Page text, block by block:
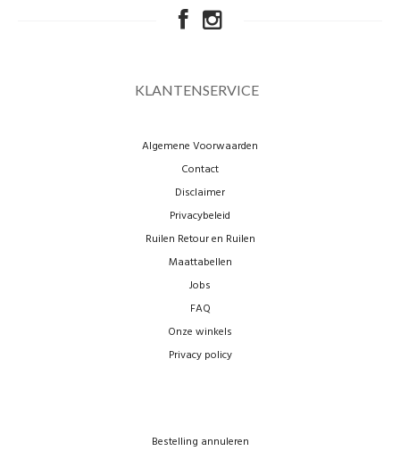
KLANTENSERVICE
Algemene Voorwaarden
Contact
Disclaimer
Privacybeleid
Ruilen Retour en Ruilen
Maattabellen
Jobs
FAQ
Onze winkels
Privacy policy
Bestelling annuleren